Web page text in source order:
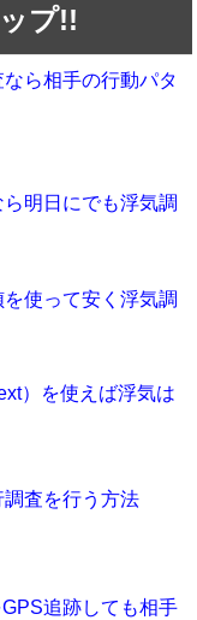
プ!!
ら相手の行動パタ
明日にでも浮気調
使って安く浮気調
）を使えば浮気は
査を行う方法
追跡しても相手